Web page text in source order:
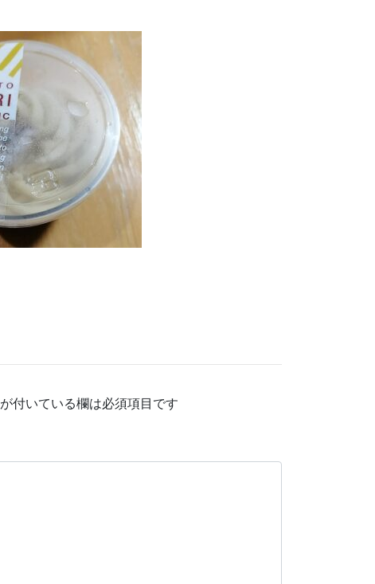
が付いている欄は必須項目です